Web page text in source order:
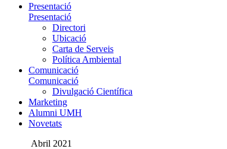
Presentació
Presentació
Directori
Ubicació
Carta de Serveis
Política Ambiental
Comunicació
Comunicació
Divulgació Científica
Marketing
Alumni UMH
Novetats
Abril 2021